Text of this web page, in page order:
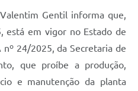
Gentil informa que,
está em vigor no Estado de
nº 24/2025, da Secretaria de
que proíbe a produção,
e manutenção da planta